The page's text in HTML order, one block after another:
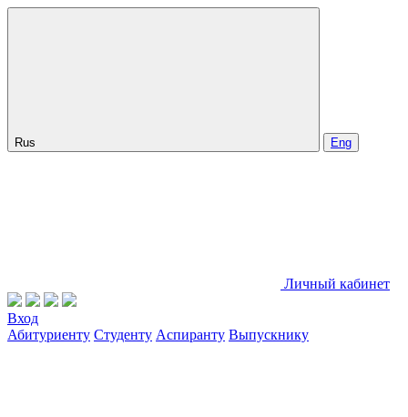
Rus Eng
Личный кабинет
Вход
Абитуриенту Студенту Аспиранту Выпускнику